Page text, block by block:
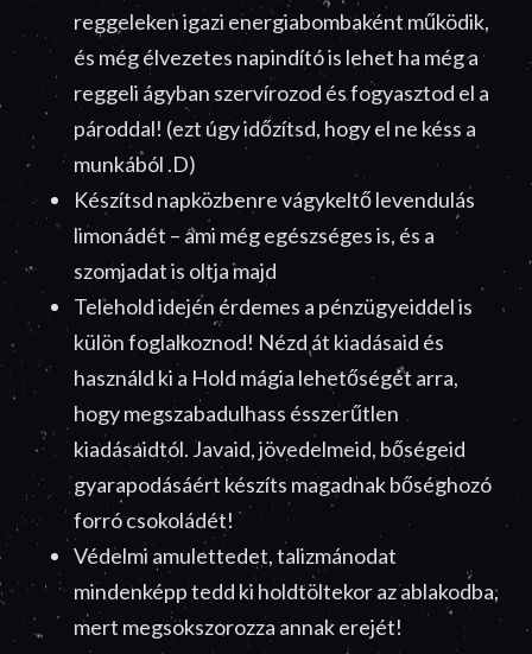
reggeleken igazi energiabombaként működik,
és még élvezetes napindító is lehet ha még a
reggeli ágyban szervírozod és fogyasztod el a
pároddal! (ezt úgy időzítsd, hogy el ne késs a
munkából .D)
Készítsd napközbenre vágykeltő levendulás
limonádét – ami még egészséges is, és a
szomjadat is oltja majd
Telehold idején érdemes a pénzügyeiddel is
külön foglalkoznod! Nézd át kiadásaid és
használd ki a Hold mágia lehetőségét arra,
hogy megszabadulhass ésszerűtlen
kiadásaidtól. Javaid, jövedelmeid, bőségeid
gyarapodásáért készíts magadnak bőséghozó
forró csokoládét!
Védelmi amulettedet, talizmánodat
mindenképp tedd ki holdtöltekor az ablakodba,
mert megsokszorozza annak erejét!